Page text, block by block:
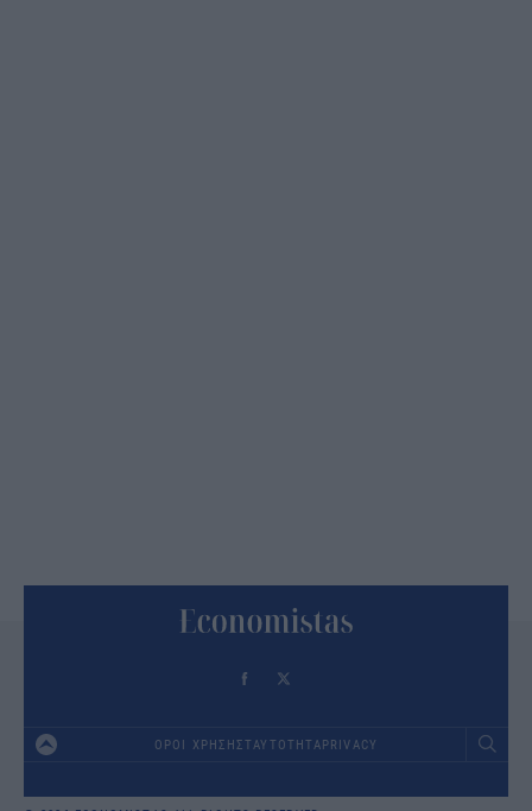
ΟΡΟΙ ΧΡΗΣΗΣΤΑΥΤΟΤΗΤΑPRIVACY